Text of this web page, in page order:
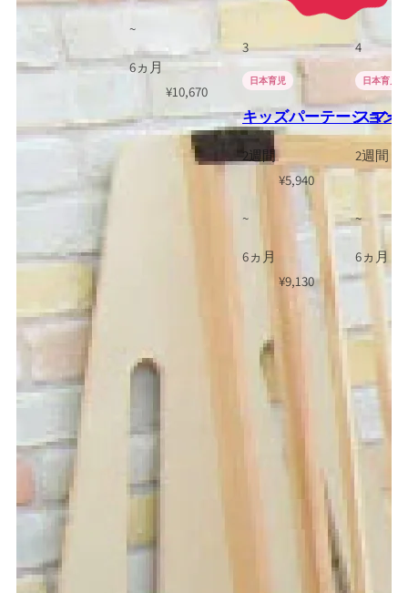
~
6ヵ月
¥10,670
3
日本育児
キッズパーテーション
2週間
¥5,940
~
6ヵ月
¥9,130
4
日本育児
スマー
2週間
~
6ヵ月